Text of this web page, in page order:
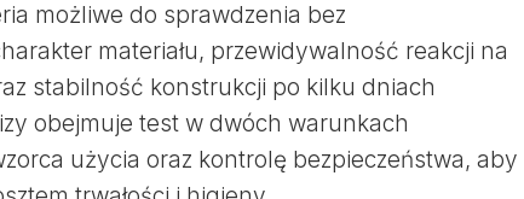
możliwe do sprawdzenia bez
materiału, przewidywalność reakcji na
stabilność konstrukcji po kilku dniach
obejmuje test w dwóch warunkach
użycia oraz kontrolę bezpieczeństwa, aby